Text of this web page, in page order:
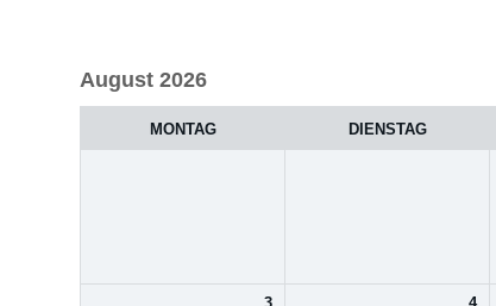
Auswahl
August 2026
MONTAG DIENSTAG